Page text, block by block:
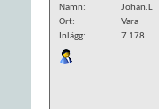
Namn
Johan.L
Ort
Vara
Inlägg
7 178